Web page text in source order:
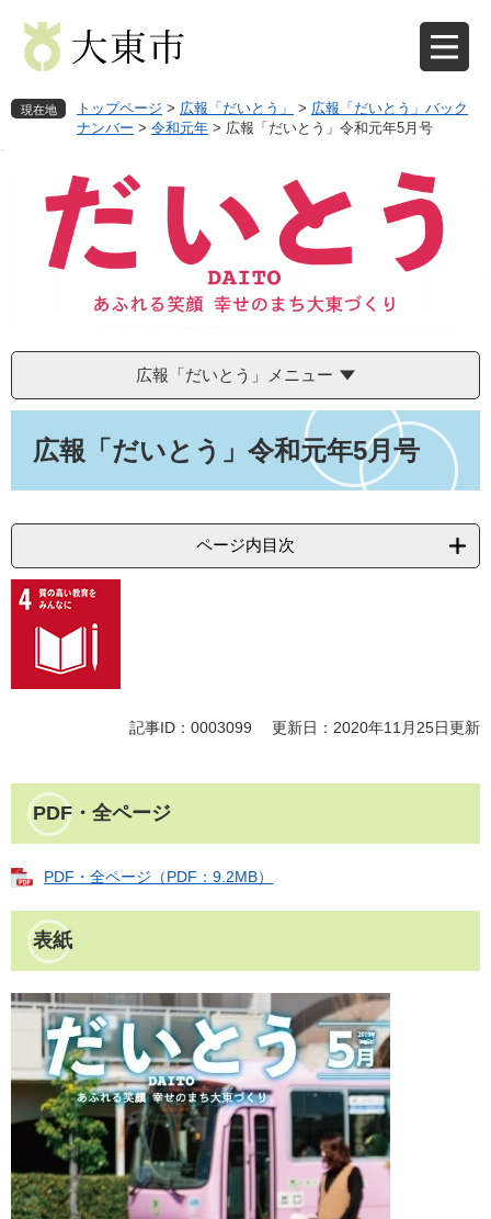
先
を 現在地 トップページ > 広報「だいとう」 > 広報「だいとう」バック
ナンバー > 令和元年 > 広報「だいとう」令和元年5月号
広報「だいとう」メニュー
広報「だいとう」令和元年5月号
ページ内目次
記事ID：0003099 更新日：2020年11月25日更新
PDF・全ページ
PDF・全ページ（PDF：9.2MB）
表紙